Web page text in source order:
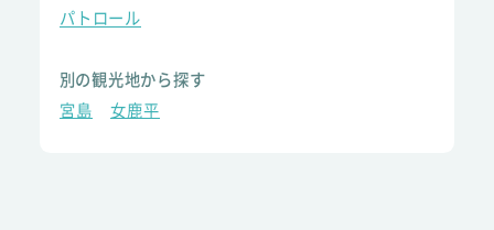
パトロール
別の観光地から探す
宮島
女鹿平